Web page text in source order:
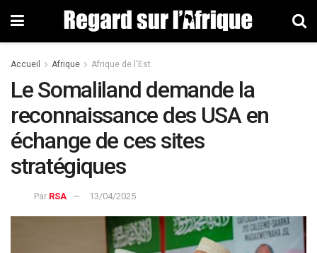
Accueil Afrique Afrique de l'Est
Le Somaliland demande la
reconnaissance des USA en
échange de ces sites
stratégiques
Par RSA 13/04/2025